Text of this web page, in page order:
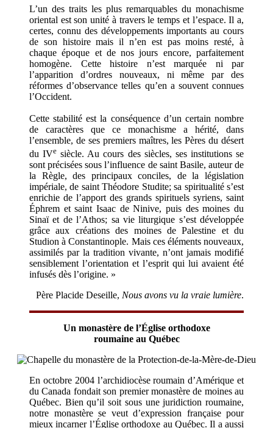
L’un des traits les plus remarquables du monachisme
oriental est son unité à travers le temps et l’espace. Il a,
certes, connu des développements importants au cours
de son histoire mais il n’en est pas moins resté, à
chaque époque et de nos jours encore, parfaitement
homogène. Cette histoire n’est marquée ni par
l’apparition d’ordres nouveaux, ni même par des
réformes d’observance telles qu’en a souvent connues
l’Occident.
Cette stabilité est la conséquence d’un certain nombre
de caractères que ce monachisme a hérité, dans
l’ensemble, de ses premiers maîtres, les Pères du désert
du IVe siècle. Au cours des siècles, ses institutions se
sont précisées sous l’influence de saint Basile, auteur de
la Règle, des principaux conciles, de la législation
impériale, de saint Théodore Studite; sa spiritualité s’est
enrichie de l’apport des grands spirituels syriens, saint
Éphrem et saint Isaac de Ninive, puis des moines du
Sinaï et de l’Athos; sa vie liturgique s’est développée
grâce aux créations des moines de Palestine et du
Studion à Constantinople. Mais ces éléments nouveaux,
assimilés par la tradition vivante, n’ont jamais modifié
sensiblement l’orientation et l’esprit qui lui avaient été
infusés dès l’origine. »
Père Placide Deseille, Nous avons vu la vraie lumière.
Un monastère de l’Église orthodoxe
roumaine au Québec
En octobre 2004 l’archidiocèse roumain d’Amérique et
du Canada fondait son premier monastère de moines au
Québec. Bien qu’il soit sous une juridiction roumaine,
notre monastère se veut d’expression française pour
mieux incarner l’Église orthodoxe au Québec. Il a aussi